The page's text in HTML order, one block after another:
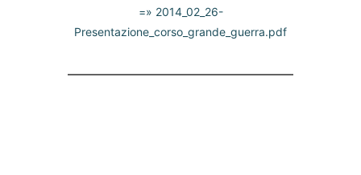
=» 2014_02_26-
Presentazione_corso_grande_guerra.pdf